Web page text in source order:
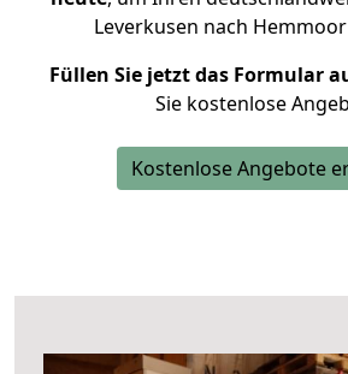
Leverkusen nach
Füllen Sie jetzt das Formular
Sie kostenlose
Kostenlose Angebote